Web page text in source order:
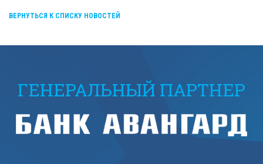
ВЕРНУТЬСЯ К СПИСКУ НОВОСТЕЙ
ГЕНЕРАЛЬНЫЙ ПАРТНЕР